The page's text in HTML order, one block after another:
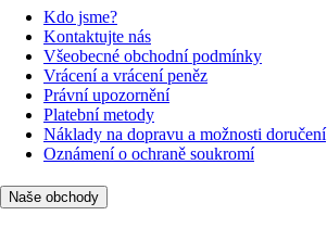
Kdo jsme?
Kontaktujte nás
Všeobecné obchodní podmínky
Vrácení a vrácení peněz
Právní upozornění
Platební metody
Náklady na dopravu a možnosti doručení
Oznámení o ochraně soukromí
Naše obchody